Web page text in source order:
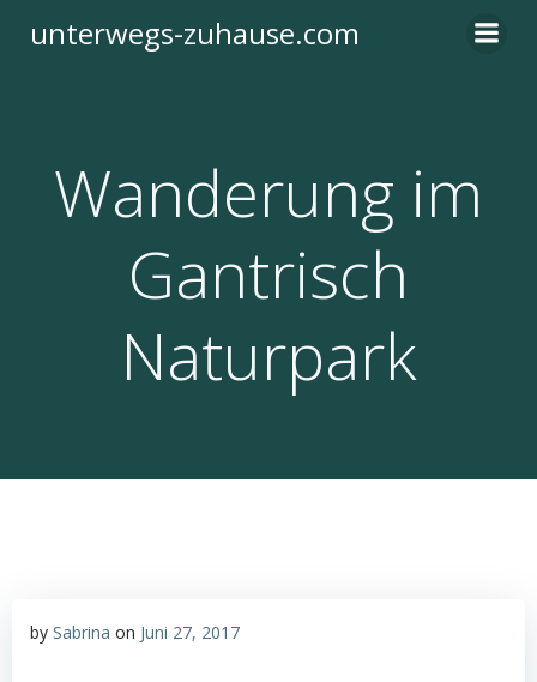
Inhalt
unterwegs-zuhause.com
Wanderung im
Gantrisch
Naturpark
by Sabrina on Juni 27, 2017